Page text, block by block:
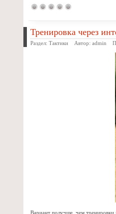
Тренировка через
Раздел: Тактики Автор: admin
Вариант получше, чем